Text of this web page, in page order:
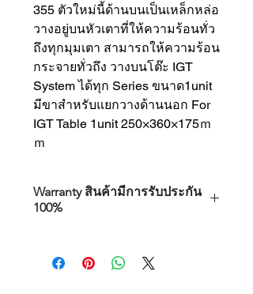
355 ตัวใหม่นี้ด้านบนเป็นเหล็กหล่อ
วางอยู่บนหัวเตาที่ให้ความร้อนทั่ว
ถึงทุกมุมเตา สามารถให้ความร้อน
กระจายทั่วถึง วางบนโต๊ะ IGT
System ได้ทุก Series ขนาด1unit
มีขาสำหรับแยกวางด้านนอก For
IGT Table 1unit 250×360×175ｍ
ｍ
Warranty สินค้ามีการรับประกัน
100%
คุณตัดสินใจซื้อ แต่รวมไปถึง
“ประสบการณ์หลังการใช้งาน” ใน